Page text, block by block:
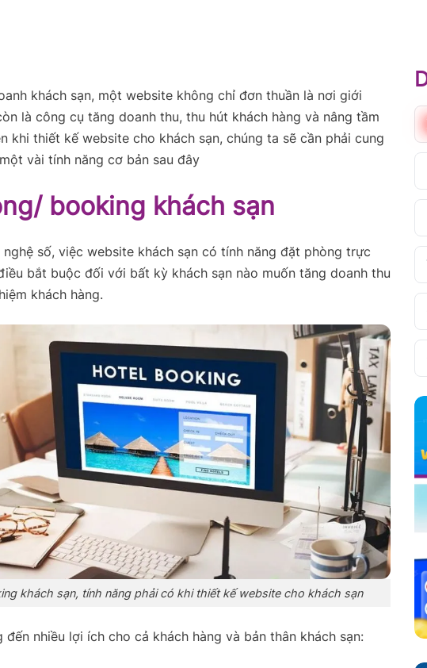
khách sạn, một website không chỉ đơn thuần là nơi giới
là công cụ tăng doanh thu, thu hút khách hàng và nâng tầm
khi thiết kế website cho khách sạn, chúng ta sẽ cần phải cung
vài tính năng cơ bản sau đây
booking khách sạn
số, việc website khách sạn có tính năng đặt phòng trực
bắt buộc đối với bất kỳ khách sạn nào muốn tăng doanh thu
khách hàng.
khách sạn, tính năng phải có khi thiết kế website cho khách sạn
đến nhiều lợi ích cho cả khách hàng và bản thân khách sạn: